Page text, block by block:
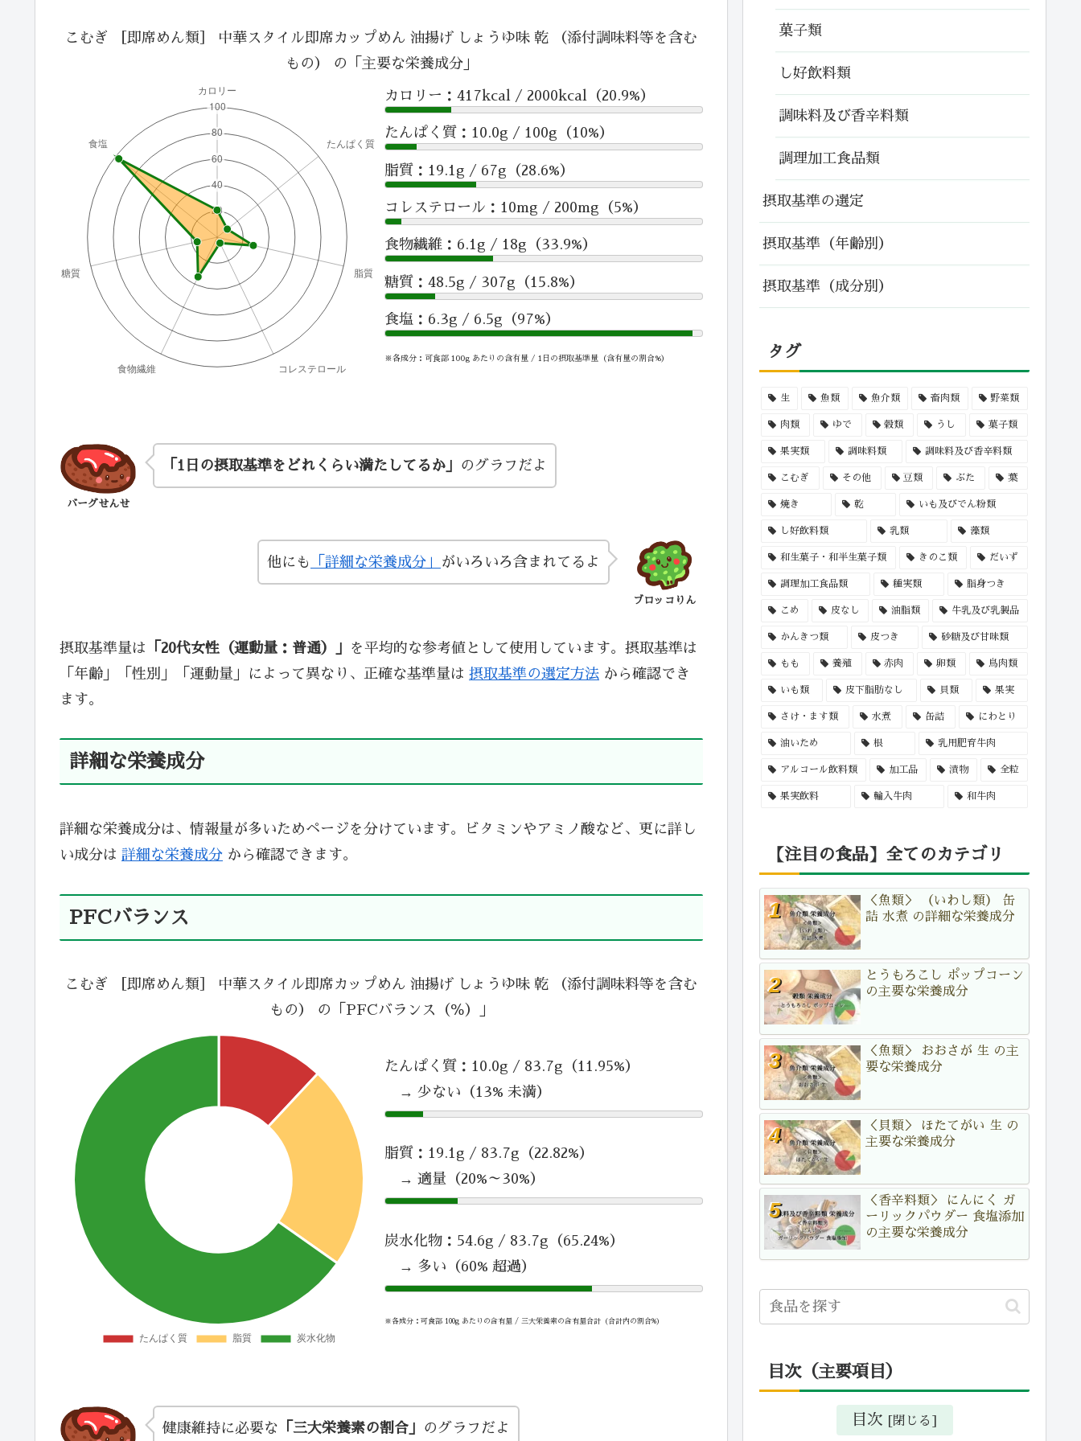
こむぎ ［即席めん類］ 中華スタイル即席カップめん 油揚げ しょうゆ味 乾 （添付調味料等を含む
もの） の「主要な栄養成分」
カロリー：417kcal / 2000kcal（20.9%）
たんぱく質：10.0g / 100g（10%）
脂質：19.1g / 67g（28.6%）
コレステロール：10mg / 200mg（5%）
食物繊維：6.1g / 18g（33.9%）
糖質：48.5g / 307g（15.8%）
食塩：6.3g / 6.5g（97%）
※各成分：可食部 100g あたりの含有量 / 1日の摂取基準量（含有量の割合%）
バーグせんせ
「1日の摂取基準をどれくらい満たしてるか」 のグラフだよ
ブロッコりん
他にも 「詳細な栄養成分」 がいろいろ含まれてるよ
摂取基準量は 「20代女性（運動量：普通）」
を平均的な参考値として使用しています。摂取基準は
「年齢」「性別」「運動量」によって異なり、正確な基準量は 摂取基準の選定方法 から確認でき
ます。
詳細な栄養成分
詳細な栄養成分は、情報量が多いためページを分けています。ビタミンやアミノ酸など、更に詳し
い成分は 詳細な栄養成分 から確認できます。
PFCバランス
こむぎ ［即席めん類］ 中華スタイル即席カップめん 油揚げ しょうゆ味 乾 （添付調味料等を含む
もの） の「PFCバランス（％）」
たんぱく質：10.0g / 83.7g（11.95%）
→ 少ない（13% 未満）
脂質：19.1g / 83.7g（22.82%）
→ 適量（20%～30%）
炭水化物：54.6g / 83.7g（65.24%）
→ 多い（60% 超過）
※各成分：可食部 100g あたりの含有量 / 三大栄養素の含有量合計（合計内の割合%）
健康維持に必要な 「三大栄養素の割合」 のグラフだよ
菓子類
し好飲料類
調味料及び香辛料類
調理加工食品類
摂取基準の選定
摂取基準（年齢別）
摂取基準（成分別）
タグ
生 魚類 魚介類 畜肉類 野菜類
肉類 ゆで 穀類 うし 菓子類
果実類 調味料類 調味料及び香辛料類
こむぎ その他 豆類 ぶた 葉
焼き 乾 いも及びでん粉類
し好飲料類 乳類 藻類
和生菓子・和半生菓子類 きのこ類 だいず
調理加工食品類 種実類 脂身つき
こめ 皮なし 油脂類 牛乳及び乳製品
かんきつ類 皮つき 砂糖及び甘味類
もも 養殖 赤肉 卵類 鳥肉類
いも類 皮下脂肪なし 貝類 果実
さけ・ます類 水煮 缶詰 にわとり
油いため 根 乳用肥育牛肉
アルコール飲料類 加工品 漬物 全粒
果実飲料 輸入牛肉 和牛肉
【注目の食品】全てのカテゴリ
＜魚類＞ （いわし類） 缶
詰 水煮 の詳細な栄養成分
とうもろこし ポップコーン
の主要な栄養成分
＜魚類＞ おおさが 生 の主
要な栄養成分
＜貝類＞ ほたてがい 生 の
主要な栄養成分
＜香辛料類＞ にんにく ガ
ーリックパウダー 食塩添加
の主要な栄養成分
目次（主要項目）
目次